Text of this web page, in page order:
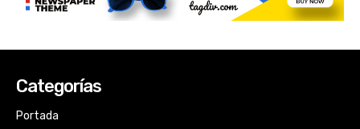
Categorías
Portada